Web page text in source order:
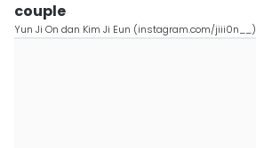
couple
Yun Ji On dan Kim Ji Eun (instagram.com/jiii0n__)